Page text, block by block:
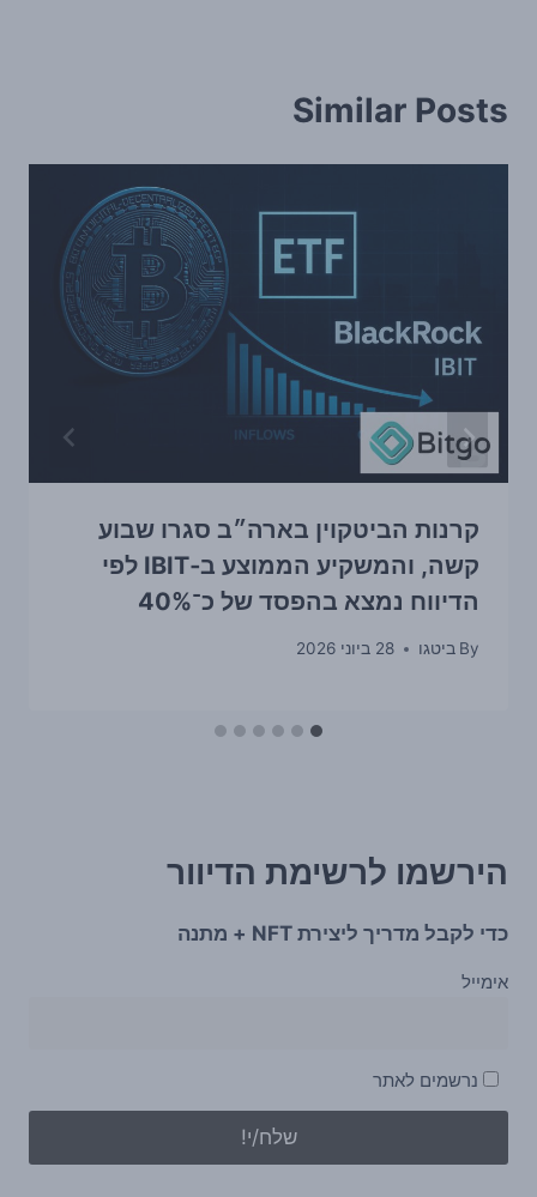
Similar Posts
קרנות הביטקוין בארה״ב סגרו שבוע
קשה, והמשקיע הממוצע ב‑IBIT לפי
הדיווח נמצא בהפסד של כ־40%
By ביטגו 28 ביוני 2026
הירשמו לרשימת הדיוור
כדי לקבל מדריך ליצירת NFT + מתנה
אימייל
נרשמים לאתר